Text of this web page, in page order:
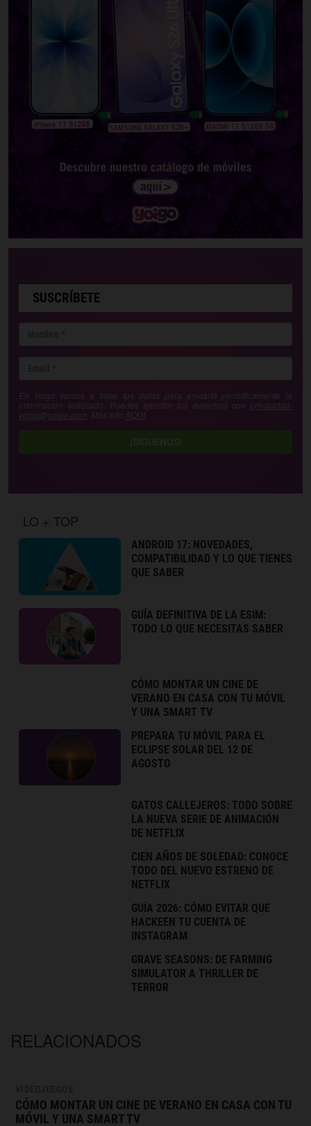
SUSCRÍBETE
En Yoigo vamos a tratar tus datos para enviarte periódicamente la
información solicitada. Puedes ejercitar tus derechos con privacidad-
yoigo@yoigo.com . Más Info AQUÍ
¡SÍGUENOS!
LO + TOP
ANDROID 17: NOVEDADES,
COMPATIBILIDAD Y LO QUE TIENES
QUE SABER
GUÍA DEFINITIVA DE LA ESIM:
TODO LO QUE NECESITAS SABER
CÓMO MONTAR UN CINE DE
VERANO EN CASA CON TU MÓVIL
Y UNA SMART TV
PREPARA TU MÓVIL PARA EL
ECLIPSE SOLAR DEL 12 DE
AGOSTO
GATOS CALLEJEROS: TODO SOBRE
LA NUEVA SERIE DE ANIMACIÓN
DE NETFLIX
CIEN AÑOS DE SOLEDAD: CONOCE
TODO DEL NUEVO ESTRENO DE
NETFLIX
GUÍA 2026: CÓMO EVITAR QUE
HACKEEN TU CUENTA DE
INSTAGRAM
GRAVE SEASONS: DE FARMING
SIMULATOR A THRILLER DE
TERROR
RELACIONADOS
CÓMO MONTAR UN CINE DE VERANO EN CASA CON TU
MÓVIL Y UNA SMART TV